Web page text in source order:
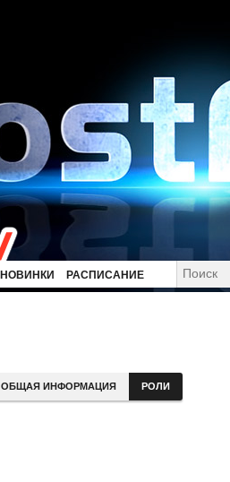
НОВИНКИ РАСПИСАНИЕ
ОБЩАЯ ИНФОРМАЦИЯ РОЛИ